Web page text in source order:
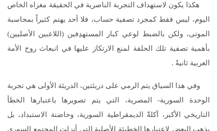
هكذا يكون لاستهداف التجربة الناصرية في الحقيقة مغزاه الخاص
اليوم، ليس فقط كمجرد تصفية حساب، فلا أحد يهتم كثيراً بمحاسبة
الموتى، ولكن بالضبط لوعي كبار المستهدِفين (اللاعبين الأصليين)
بأهمية تصفية تلك الحلقة لمنع الارتكاز عليها في انبعاث روح الأمة
العربية ثانيةً .
وفي هذا السياق يتم الرمي على دريئتين، الدريئة الأولى هي تجربة
الوحدة السورية- المصرية، التي يتم تصويرها باعتبارها الخطأ
التاريخي الأكبر، آكلةّ الديمقراطية السورية، وحاضنة الاستبداد، بل
يذهب البعض لاعتبارها الخطيئة الأصلية التي أنزلت المجتمع السوري